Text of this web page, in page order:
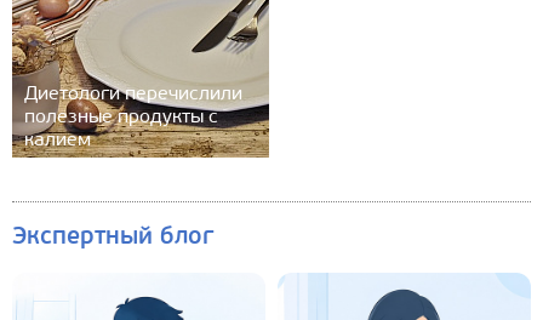
Диетологи перечислили
полезные продукты с
калием
Экспертный блог